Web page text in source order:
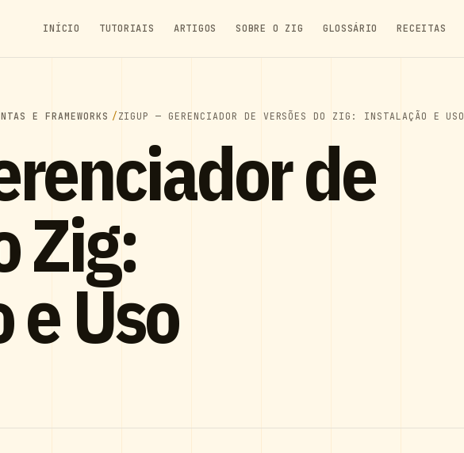
INÍCIO TUTORIAIS ARTIGOS SOBRE O ZIG GLOSSÁRIO RECEITAS
E FRAMEWORKS ZIGUP — GERENCIADOR DE VERSÕES DO ZIG: INSTALAÇÃO E USO
de
Zig:
Uso